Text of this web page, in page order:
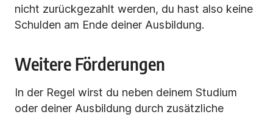
nicht zurückgezahlt werden, du hast also keine
Schulden am Ende deiner Ausbildung.
Weitere Förderungen
In der Regel wirst du neben deinem Studium
oder deiner Ausbildung durch zusätzliche